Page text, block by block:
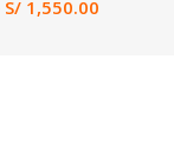
S/ 1,550.00